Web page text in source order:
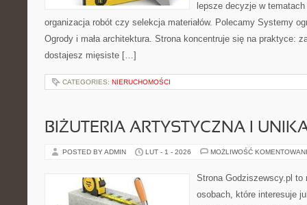
lepsze decyzje w
organizacja robót czy selekcja materiałów. Polecamy Systemy
Ogrody i mała architektura. Strona koncentruje się na praktyce:
dostajesz mięsiste […]
CATEGORIES: NIERUCHOMOŚCI
BIŻUTERIA ARTYSTYCZNA I
POSTED BY ADMIN LUT - 1 - 2026 MOŻLIWOŚĆ
Strona Godziszewscy.pl
osobach, które interesuje